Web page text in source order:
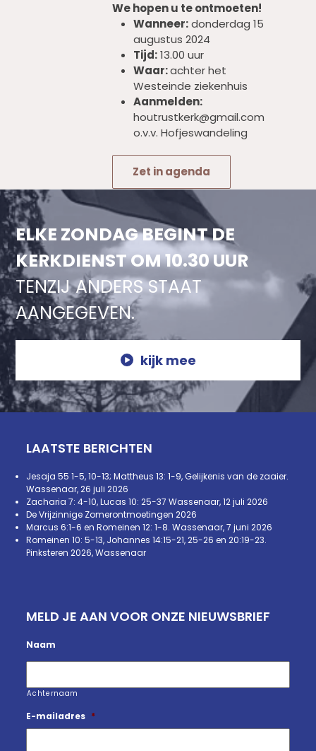
We hopen u te ontmoeten!
Wanneer:donderdag 15
augustus 2024
Tijd:13.00 uur
Waar:achter het
Westeinde ziekenhuis
Aanmelden:
houtrustkerk@gmail.com
o.v.v. Hofjeswandeling
Zet in agenda
ELKE ZONDAG BEGINT DE
KERKDIENST OM 10.30 UUR
TENZIJ ANDERS STAAT
AANGEGEVEN.
kijk mee
LAATSTE BERICHTEN
Jesaja 55 1-5, 10-13; Mattheus 13: 1-9, Gelijkenis van de zaaier.
Wassenaar, 26 juli 2026
Zacharia 7: 4-10, Lucas 10: 25-37 Wassenaar, 12 juli 2026
De Vrijzinnige Zomerontmoetingen 2026
Marcus 6:1-6 en Romeinen 12: 1-8. Wassenaar, 7 juni 2026
Romeinen 10: 5-13, Johannes 14:15-21, 25-26 en 20:19-23.
Pinksteren 2026, Wassenaar
MELD JE AAN VOOR ONZE NIEUWSBRIEF
Naam
Achternaam
E-mailadres *